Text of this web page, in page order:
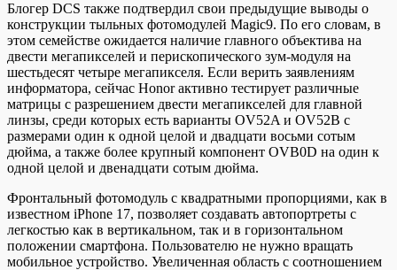
Блогер DCS также подтвердил свои предыдущие выводы о
конструкции тыльных фотомодулей Magic9. По его словам, в
этом семействе ожидается наличие главного объектива на
двести мегапикселей и перископического зум-модуля на
шестьдесят четыре мегапикселя. Если верить заявлениям
информатора, сейчас Honor активно тестирует различные
матрицы с разрешением двести мегапикселей для главной
линзы, среди которых есть варианты OV52A и OV52B с
размерами один к одной целой и двадцати восьми сотым
дюйма, а также более крупный компонент OVB0D на один к
одной целой и двенадцати сотым дюйма.
Фронтальный фотомодуль с квадратными пропорциями, как в
известном iPhone 17, позволяет создавать автопортреты с
легкостью как в вертикальном, так и в горизонтальном
положении смартфона. Пользователю не нужно вращать
мобильное устройство. Увеличенная область с соотношением